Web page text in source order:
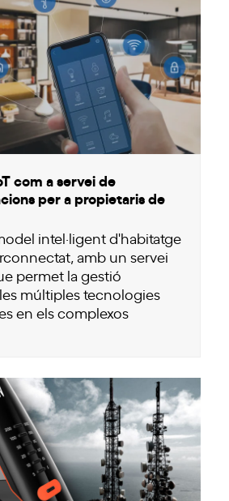
com a servei de
per a propietaris de
intel·ligent d'habitatge
amb un servei
permet la gestió
múltiples tecnologies
en els complexos